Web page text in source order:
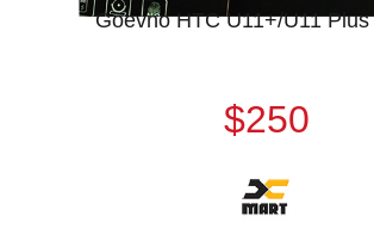
Goevno HTC U11+/U11
$250